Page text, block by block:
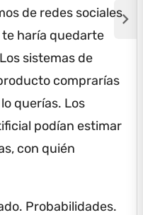
de redes sociales
haría quedarte
Los sistemas de
comprarías
querías. Los
podían estimar
con quién
Probabilidades.
chevron_right